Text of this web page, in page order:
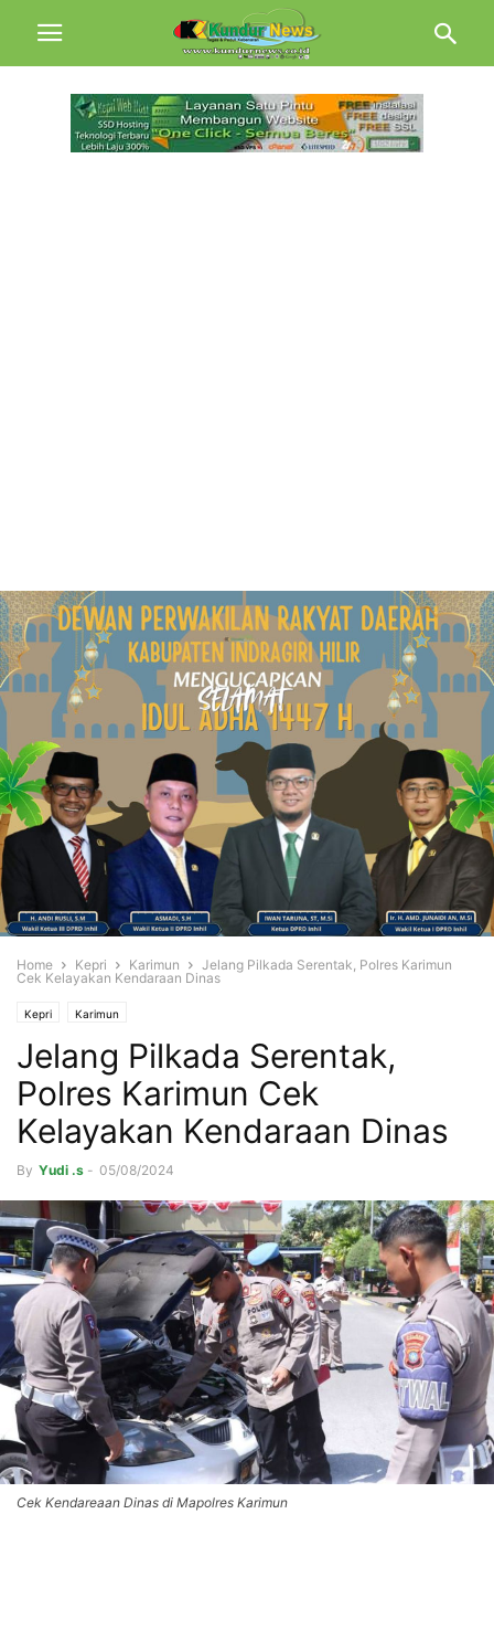
Home Kepri Karimun
Jelang Pilkada Serentak, Polres Karimun
Cek Kelayakan Kendaraan Dinas
Kepri Karimun
Jelang Pilkada Serentak,
Polres Karimun Cek
Kelayakan Kendaraan Dinas
By Yudi .s - 05/08/2024
Cek Kendareaan Dinas di Mapolres Karimun